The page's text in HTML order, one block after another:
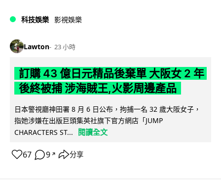
科技娛樂 影視娛樂
Lawton 23 小時
訂購 43 億日元精品後棄單 大阪女 2 年
後終被捕 涉海賊王,火影周邊產品
日本警視廳神田署 8 月 6 日公布，拘捕一名 32 歲大阪女子，
指她涉嫌在出版巨頭集英社旗下官方網店「JUMP
CHARACTERS ST...
閱讀全文
67 9 ↗ 分享